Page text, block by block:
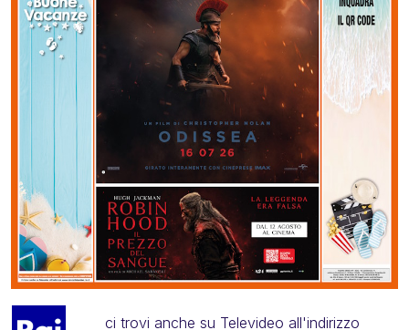
ci trovi anche su Televideo all'indirizzo